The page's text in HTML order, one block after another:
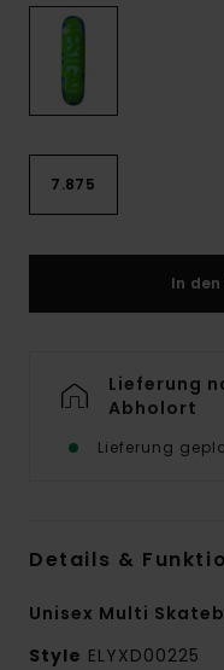
7.875
In
Lieferung
Abholort
Lieferung
Details &
Unisex Multi
Style ELYXD00225